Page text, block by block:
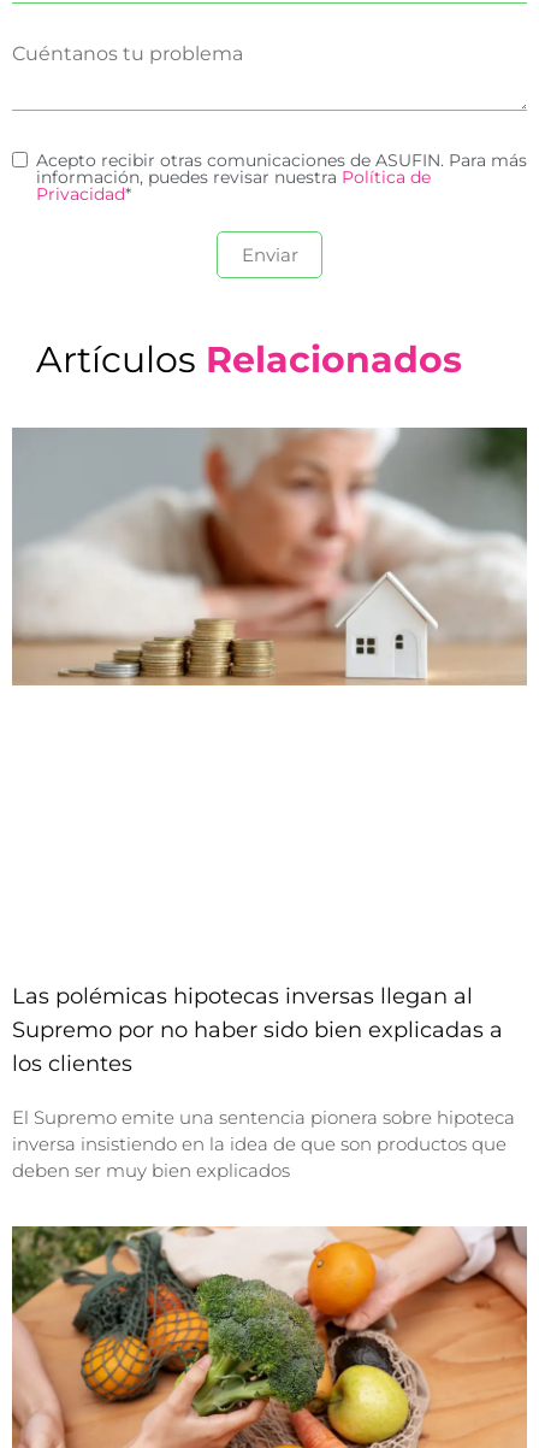
Acepto recibir otras comunicaciones de ASUFIN. Para más
información, puedes revisar nuestra Política de
Privacidad*
Artículos Relacionados
Las polémicas hipotecas inversas llegan al
Supremo por no haber sido bien explicadas a
los clientes
El Supremo emite una sentencia pionera sobre hipoteca
inversa insistiendo en la idea de que son productos que
deben ser muy bien explicados